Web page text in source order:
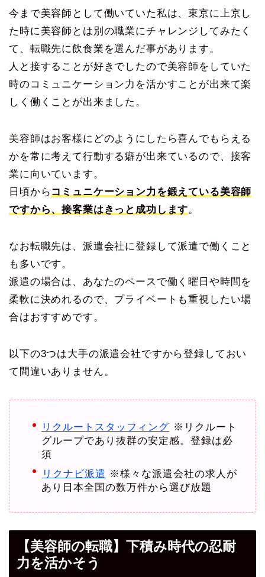
今まで美容師として働いていた私は、東京に上京し
た時に美容師とは別の職業にチャレンジしてみたく
て、転職先に飲食業を選んだ事があります。
人と接することが好きでしたので美容師をしていた
時のコミュニケーション力を活かすことが出来て楽
しく働くことが出来ました。
美容師はお客様にどのようにしたら喜んでもらえる
かを常に考えて行動する癖が出来ているので、接客
業に向いています。
日頃から コミュニケーション力を鍛えている美容師
ですから、接客業はきっと成功します。
なお転職先は、派遣会社に登録して派遣で働くこと
も多いです。
派遣の場合は、あなたのペースで働く曜日や時間を
柔軟に決めれるので、プライベートも重視したい場
合はおすすめです。
以下の3つは大手の派遣会社ですから登録しておい
て間違いありません。
リクルートスタッフィング ※リクルート
グループであり抜群の安定感。登録は必
須
リクナビ派遣 ※様々な派遣会社の求人が
あり日本全国の数万件から選び放題
【美容師の転職】下積み時代の忍耐
力を活かそう